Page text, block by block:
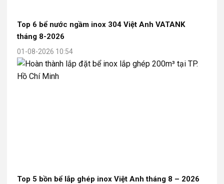
Top 6 bể nước ngầm inox 304 Việt Anh VATANK
tháng 8-2026
01-08-2026 10:54
Top 5 bồn bể lắp ghép inox Việt Anh tháng 8 – 2026